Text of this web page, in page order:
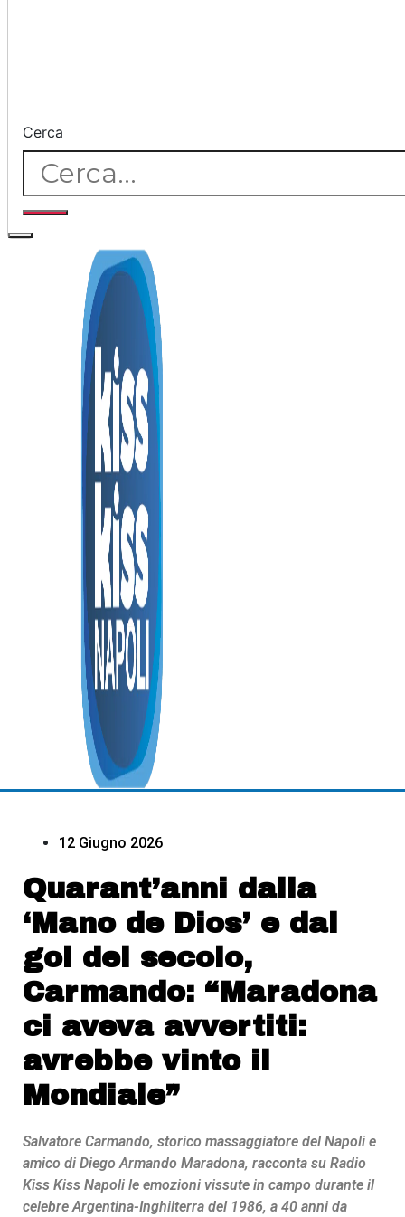
Cerca
12 Giugno 2026
Quarant’anni dalla
‘Mano de Dios’ e dal
gol del secolo,
Carmando: “Maradona
ci aveva avvertiti:
avrebbe vinto il
Mondiale”
Salvatore Carmando, storico massaggiatore del Napoli e
amico di Diego Armando Maradona, racconta su Radio
Kiss Kiss Napoli le emozioni vissute in campo durante il
celebre Argentina-Inghilterra del 1986, a 40 anni da